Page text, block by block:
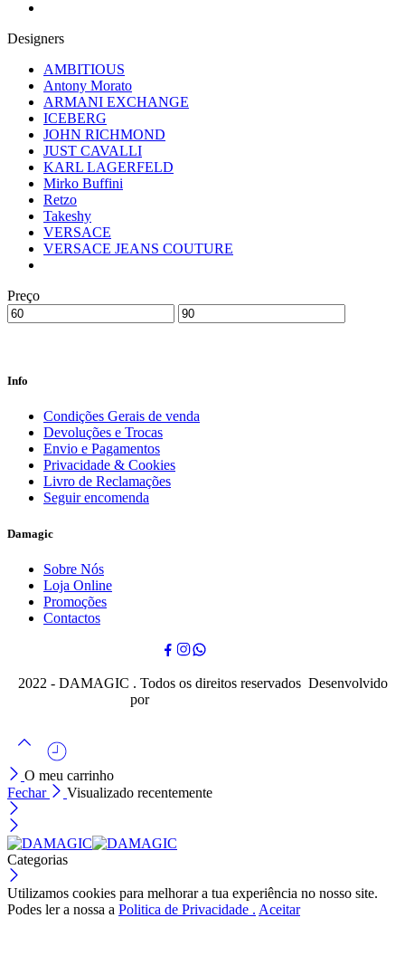
Designers
AMBITIOUS
Antony Morato
ARMANI EXCHANGE
ICEBERG
JOHN RICHMOND
JUST CAVALLI
KARL LAGERFELD
Mirko Buffini
Retzo
Takeshy
VERSACE
VERSACE JEANS COUTURE
Preço
Info
Condições Gerais de venda
Devoluções e Trocas
Envio e Pagamentos
Privacidade & Cookies
Livro de Reclamações
Seguir encomenda
Damagic
Sobre Nós
Loja Online
Promoções
Contactos
2022 - DAMAGIC . Todos os direitos reservados Desenvolvido
por
O meu carrinho
Fechar
Visualizado recentemente
Categorias
Utilizamos cookies para melhorar a tua experiência no nosso site.
Podes ler a nossa a Politica de Privacidade . Aceitar